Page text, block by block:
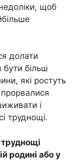
щоб
долати
бути більш
які ростуть
і
труднощі.
родині або у